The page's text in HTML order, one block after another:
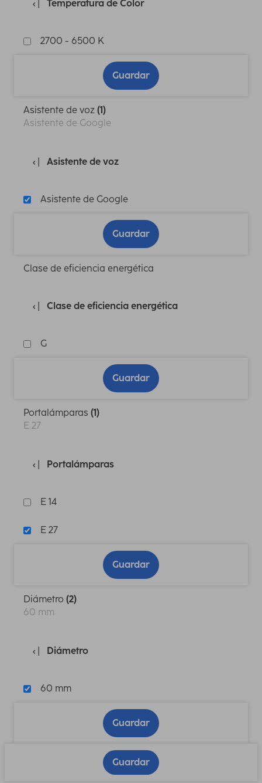
Temperatura de Color
2700 - 6500 K
Guardar
Asistente de voz (1)
Asistente de Google
Asistente de voz
Asistente de Google
Guardar
Clase de eficiencia energética
Clase de eficiencia energética
G
Guardar
Portalámparas (1)
E 27
Portalámparas
E 14
E 27
Guardar
Diámetro (2)
60 mm
Diámetro
60 mm
Guardar
Guardar